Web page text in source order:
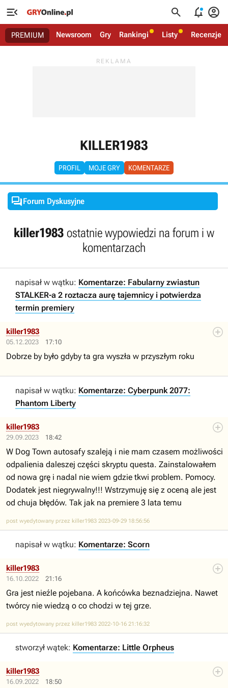
   
PREMIUM Newsroom Gry Rankingi Listy Recenzje
KILLER1983
PROFIL MOJE GRY KOMENTARZE
Forum Dyskusyjne
killer1983 ostatnie wypowiedzi na forum i w
komentarzach
napisał w wątku: Komentarze: Fabularny zwiastun
STALKER-a 2 roztacza aurę tajemnicy i potwierdza
termin premiery
05.12.2023 17:10
killer1983
Dobrze by było gdyby ta gra wyszła w przyszłym roku
napisał w wątku: Komentarze: Cyberpunk 2077:
Phantom Liberty
29.09.2023 18:42
killer1983
W Dog Town autosafy szaleją i nie mam czasem możliwości
odpalienia daleszej części skryptu questa. Zainstalowałem
od nowa grę i nadal nie wiem gdzie tkwi problem. Pomocy.
Dodatek jest niegrywalny!!! Wstrzymuję się z oceną ale jest
od chuja błędów. Tak jak na premiere 3 lata temu
post wyedytowany przez killer1983 2023-09-29 18:56:56
napisał w wątku: Komentarze: Scorn
16.10.2022 21:16
killer1983
Gra jest nieźle pojebana. A końcówka beznadziejna. Nawet
twórcy nie wiedzą o co chodzi w tej grze.
post wyedytowany przez killer1983 2022-10-16 21:16:32
stworzył wątek: Komentarze: Little Orpheus
16.09.2022 18:50
killer1983